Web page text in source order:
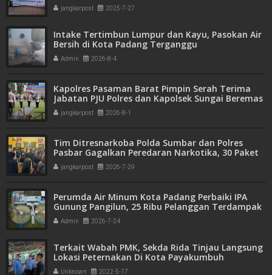
jangkarpost 2025-7-27
Intake Tertimbun Lumpur dan Kayu, Pasokan Air
Bersih di Kota Padang Terganggu
Admin 2026-8-4
Kapolres Pasaman Barat Pimpin Serah Terima
Jabatan PJU Polres dan Kapolsek Sungai Beremas
jangkarpost 2026-8-1
Tim Ditresnarkoba Polda Sumbar dan Polres
Pasbar Gagalkan Peredaran Narkotika, 30 Paket
Ganja Kering Siap Edar Disita
jangkarpost 2026-7-29
Perumda Air Minum Kota Padang Perbaiki IPA
Gunung Pangilun, 25 Ribu Pelanggan Terdampak
Penyesuaian
Admin 2026-7-24
Terkait Wabah PMK, Sekda Rida Tinjau Langsung
Lokasi Peternakan Di Kota Payakumbuh
Unknown 2022-5-17